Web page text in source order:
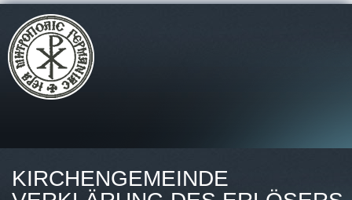
KIRCHENGEMEINDE